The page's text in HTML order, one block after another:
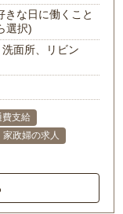
な日に働くこと
選択)
面所、リビン
費支給
家政婦の求人